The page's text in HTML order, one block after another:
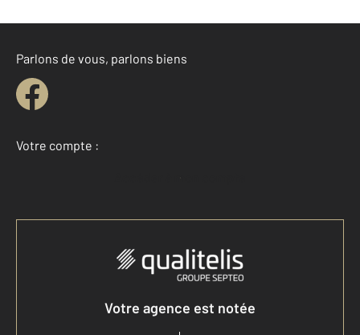
Parlons de vous, parlons biens
Votre compte :
Accéder à mon compte
Votre agence est notée